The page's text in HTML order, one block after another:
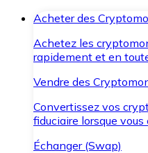
Acheter des
Achetez les
rapidement et en
Vendre des
Convertissez vos
fiduciaire lorsque
Échanger (Swap)